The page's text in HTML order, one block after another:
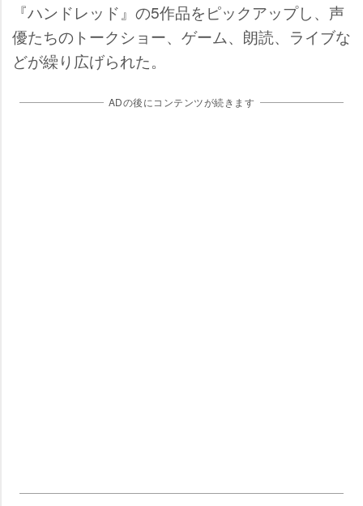
『ハンドレッド』の5作品をピックアップし、声
優たちのトークショー、ゲーム、朗読、ライブな
どが繰り広げられた。
ADの後にコンテンツが続きます